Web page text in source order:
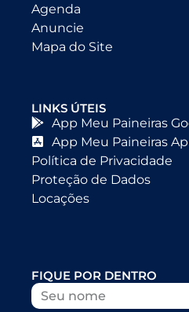
Agenda
Anuncie
Mapa do Site
LINKS ÚTEIS
App Meu Paineiras
App Meu Paineiras
Política de Privacidade
Proteção de Dados
Locações
FIQUE POR DENTRO